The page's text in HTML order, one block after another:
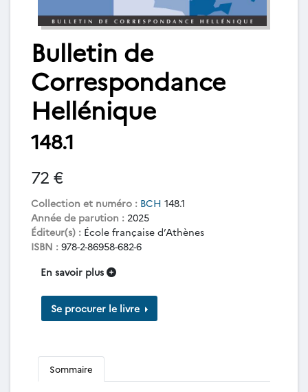
Bulletin de
Correspondance
Hellénique
148.1
72 €
Collection et numéro : BCH 148.1
Année de parution : 2025
Éditeur(s) : École française d’Athènes
ISBN : 978-2-86958-682-6
En savoir plus
Se procurer le livre
Sommaire